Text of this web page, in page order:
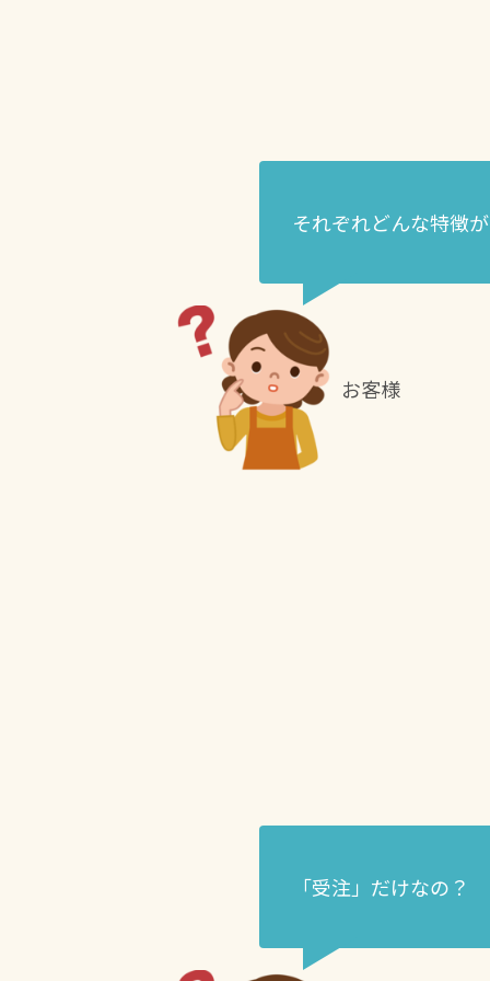
それぞれどんな特徴
お客様
「受注」だけなの？